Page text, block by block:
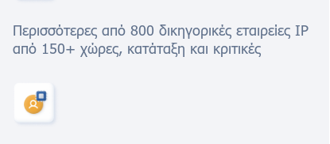
Περισσότερες από 800 δικηγορικές εταιρείες IP
από 150+ χώρες, κατάταξη και κριτικές